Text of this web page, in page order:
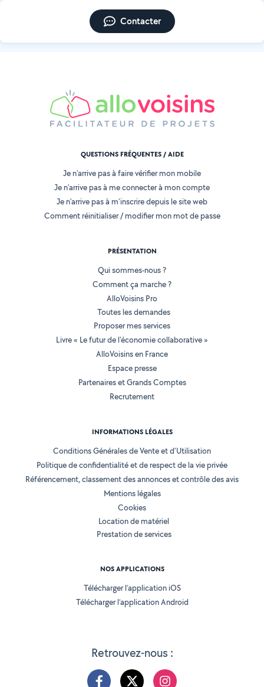
Contacter
Retrouvez-nous :
QUESTIONS FRÉQUENTES / AIDE
Je n'arrive pas à faire vérifier mon mobile
Je n'arrive pas à me connecter à mon compte
Je n'arrive pas à m'inscrire depuis le site web
Comment réinitialiser / modifier mon mot de passe
PRÉSENTATION
Qui sommes-nous ?
Comment ça marche ?
AlloVoisins Pro
Toutes les demandes
Proposer mes services
Livre « Le futur de l'économie collaborative »
AlloVoisins en France
Espace presse
Partenaires et Grands Comptes
Recrutement
INFORMATIONS LÉGALES
Conditions Générales de Vente et d'Utilisation
Politique de confidentialité et de respect de la vie privée
Référencement, classement des annonces et contrôle des avis
Mentions légales
Cookies
Location de matériel
Prestation de services
NOS APPLICATIONS
Télécharger l’application iOS
Télécharger l’application Android